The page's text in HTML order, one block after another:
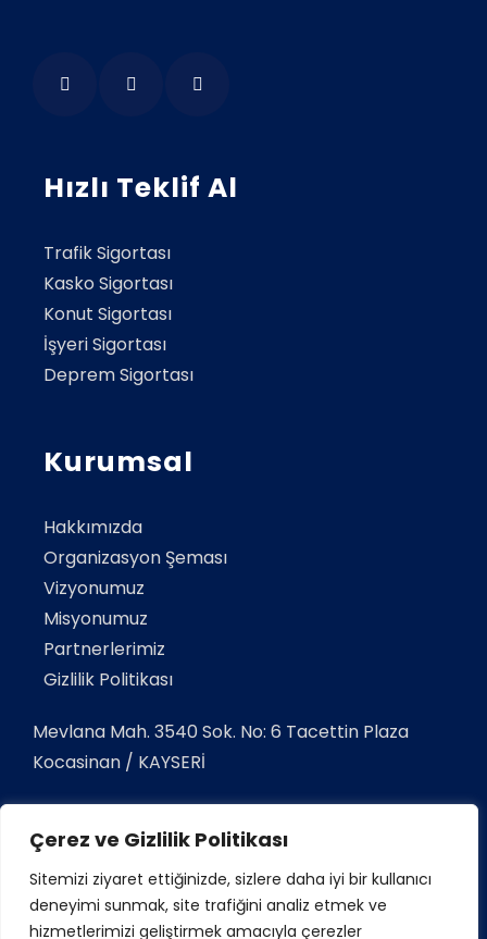
Çerez ve Gizlilik Politikası
Sitemizi ziyaret ettiğinizde, sizlere daha iyi bir kullanıcı
deneyimi sunmak, site trafiğini analiz etmek ve
hizmetlerimizi geliştirmek amacıyla çerezler
Hızlı Teklif Al
Trafik Sigortası
Kasko Sigortası
Konut Sigortası
İşyeri Sigortası
Deprem Sigortası
Kurumsal
Hakkımızda
Organizasyon Şeması
Vizyonumuz
Misyonumuz
Partnerlerimiz
Gizlilik Politikası
Mevlana Mah. 3540 Sok. No: 6 Tacettin Plaza
Kocasinan / KAYSERİ
Gsm:
+90 532 38 12345
E-Mail:
info@tacettinsigorta.com